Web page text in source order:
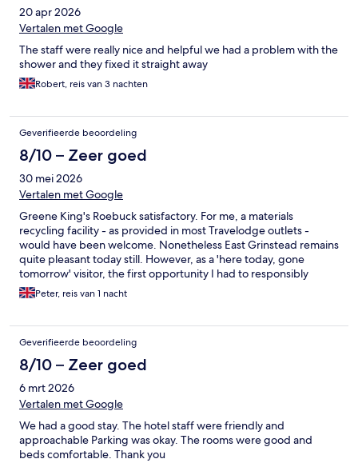
20 apr 2026
Vertalen met Google
The staff were really nice and helpful we had a problem with the
shower and they fixed it straight away
Robert, reis van 3 nachten
Geverifieerde beoordeling
8/10 – Zeer goed
30 mei 2026
Vertalen met Google
Greene King's Roebuck satisfactory. For me, a materials
recycling facility - as provided in most Travelodge outlets -
would have been welcome. Nonetheless East Grinstead remains
quite pleasant today still. However, as a 'here today, gone
tomorrow' visitor, the first opportunity I had to responsibly
dispose of my recyclables was in the Dry Mixed Recycling facility
on Leeds station.
Peter, reis van 1 nacht
Geverifieerde beoordeling
8/10 – Zeer goed
6 mrt 2026
Vertalen met Google
We had a good stay. The hotel staff were friendly and
approachable Parking was okay. The rooms were good and
beds comfortable. Thank you